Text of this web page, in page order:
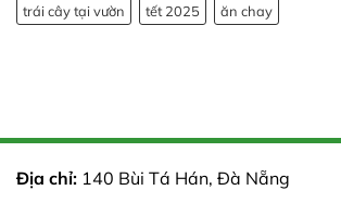
trái cây tại vườn
tết 2025 ăn chay
Địa chỉ: 140 Bùi Tá Hán, Đà Nẵng